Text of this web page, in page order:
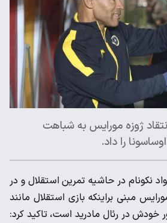
ژوزه مورایس به شباهت
را داد.
نکونام در حاشیه تمرین استقلال و در
مبنی براینکه بازی استقلال مانند
خودش در رئال مادرید است، تاکید کرد: